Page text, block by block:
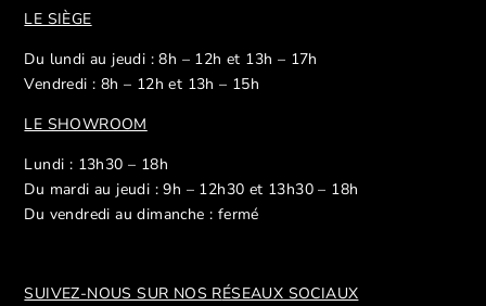
LE SIÈGE
Du lundi au jeudi : 8h – 12h et 13h – 17h
Vendredi : 8h – 12h et 13h – 15h
LE SHOWROOM
Lundi : 13h30 – 18h
Du mardi au jeudi : 9h – 12h30 et 13h30 – 18h
Du vendredi au dimanche : fermé
SUIVEZ-NOUS SUR NOS RÉSEAUX SOCIAUX